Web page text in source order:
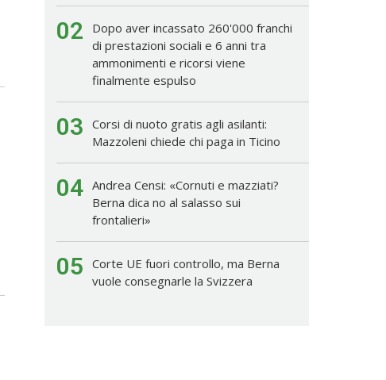
02
Dopo aver incassato 260'000 franchi
di prestazioni sociali e 6 anni tra
ammonimenti e ricorsi viene
finalmente espulso
03 Corsi di nuoto gratis agli asilanti:
Mazzoleni chiede chi paga in Ticino
04 Andrea Censi: «Cornuti e mazziati?
Berna dica no al salasso sui
frontalieri»
05 Corte UE fuori controllo, ma Berna
vuole consegnarle la Svizzera